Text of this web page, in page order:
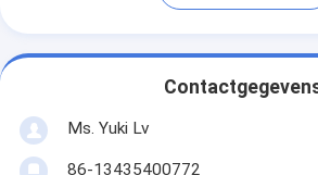
Ms. Yuki Lv
86-13435400772